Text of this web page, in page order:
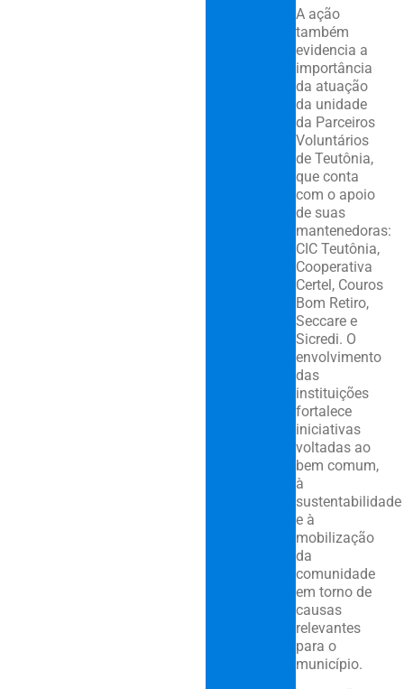
A ação
também
evidencia a
importância
da atuação
da unidade
da Parceiros
Voluntários
de Teutônia,
que conta
com o apoio
de suas
mantenedoras:
CIC Teutônia,
Cooperativa
Certel, Couros
Bom Retiro,
Seccare e
Sicredi. O
envolvimento
das
instituições
fortalece
iniciativas
voltadas ao
bem comum,
à
sustentabilidade
e à
mobilização
da
comunidade
em torno de
causas
relevantes
para o
município.